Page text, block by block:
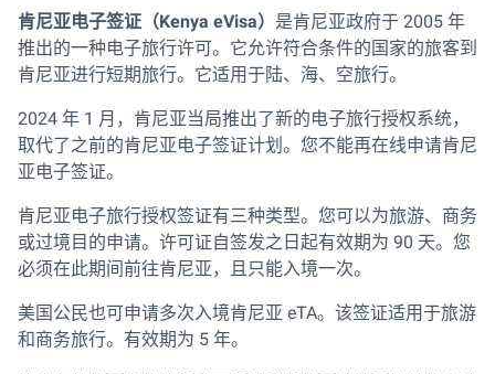
肯尼亚电子签证（Kenya eVisa） 是肯尼亚政府于 2005 年
推出的一种电子旅行许可。它允许符合条件的国家的旅客到
肯尼亚进行短期旅行。它适用于陆、海、空旅行。
2024 年 1 月，肯尼亚当局推出了新的电子旅行授权系统，
取代了之前的肯尼亚电子签证计划。您不能再在线申请肯尼
亚电子签证。
肯尼亚电子旅行授权签证有三种类型。您可以为旅游、商务
或过境目的申请。许可证自签发之日起有效期为 90 天。您
必须在此期间前往肯尼亚，且只能入境一次。
美国公民也可申请多次入境肯尼亚 eTA。该签证适用于旅游
和商务旅行。有效期为 5 年。